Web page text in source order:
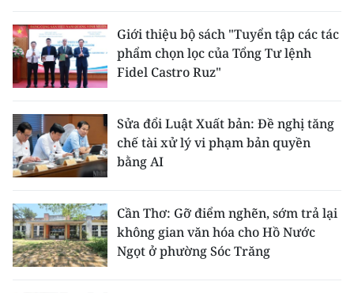
Giới thiệu bộ sách "Tuyển tập các tác
phẩm chọn lọc của Tổng Tư lệnh
Fidel Castro Ruz"
Sửa đổi Luật Xuất bản: Đề nghị tăng
chế tài xử lý vi phạm bản quyền
bằng AI
Cần Thơ: Gỡ điểm nghẽn, sớm trả lại
không gian văn hóa cho Hồ Nước
Ngọt ở phường Sóc Trăng